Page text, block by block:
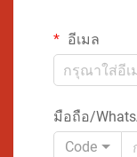
อีเมล
มือถือ/
Code